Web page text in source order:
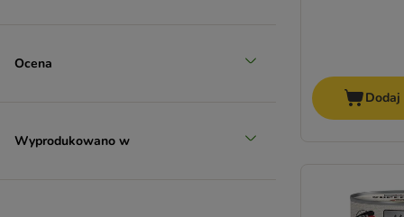
Schmusy
Smilla Veterinary Diet
Ocena
Wyprodukowano w
Dodaj